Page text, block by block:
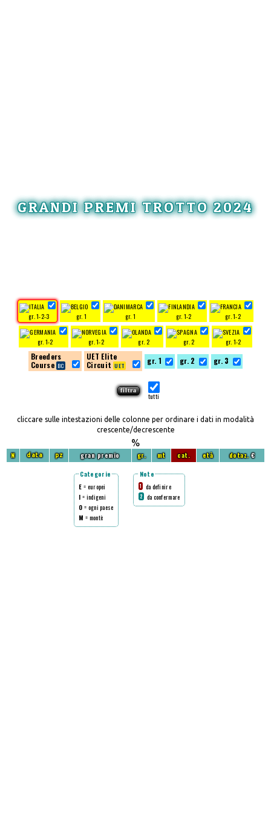
GRANDI PREMI TROTTO 2024
gr. 1-2-3 gr. 1 gr. 1 gr. 1-2 gr. 1-2
gr. 1-2 gr. 1-2 gr. 2 gr. 2 gr. 1-2
Breeders
Course
UET Elite
Circuit
gr. 1 gr. 2 gr. 3
tutti
cliccare sulle intestazioni delle colonne per ordinare i dati in modalità
crescente/decrescente
%
N data pz gran premio gr. mt cat. età dotaz.€
Categorie
E = europei
I = indigeni
O = ogni paese
M = montè
Note
1 da definire
2 da confermare